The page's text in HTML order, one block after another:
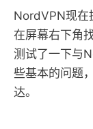
NordVPN现在
在屏幕右下角
测试了一下与
些基本的问题
达。